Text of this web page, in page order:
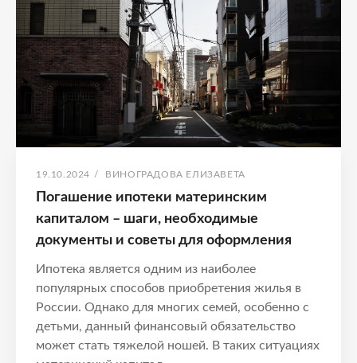
–
ПОШАГОВОЕ
РУКОВОДСТВО
ДЛЯ
BEGINNERS
ОПУБЛИКОВАНО
19.10.2024 / АВТОР:
ВИНОГРАДОВА ЕЛИЗАВЕТА
Погашение ипотеки материнским
капиталом – шаги, необходимые
документы и советы для оформления
Ипотека является одним из наиболее
популярных способов приобретения жилья в
России. Однако для многих семей, особенно с
детьми, данный финансовый обязательство
может стать тяжелой ношей. В таких ситуациях